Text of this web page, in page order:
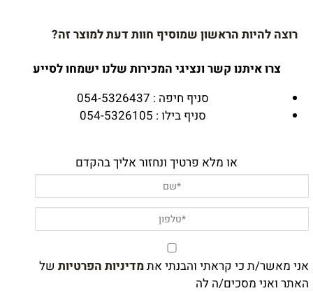
רוצה להיות הראשון שמוסיף חוות דעת למוצר זה?
צרו איתנו קשר ונציגי המכירות שלנו ישמחו לסייע
סניף חיפה : 054-5326437
סניף בילו : 054-5326105
או מלא פרטיך ונחזור אליך בהקדם
אני מאשר/ת כי קראתי והבנתי אתמדיניות הפרטיות של
האתר ואני מסכים/ה לה